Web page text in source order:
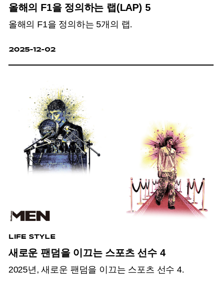
올해의 F1을 정의하는 랩(LAP) 5
올해의 F1을 정의하는 5개의 랩.
2025-12-02
LIFE STYLE
새로운 팬덤을 이끄는 스포츠 선수 4
2025년, 새로운 팬덤을 이끄는 스포츠 선수 4.